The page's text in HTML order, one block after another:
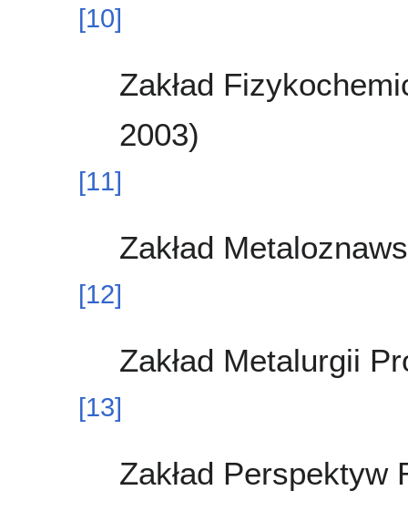
[10]
Zakład
2003)
[11]
Zakład
[12]
Zakład Metalurgii
[13]
Zakład Perspektyw